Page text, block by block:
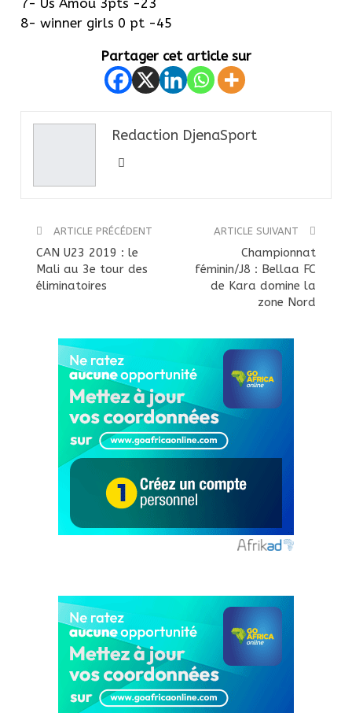
8- winner girls 0 pt -45
Partager cet article sur
Redaction DjenaSport
ARTICLE PRÉCÉDENT
CAN U23 2019 : le
Mali au 3e tour des
éliminatoires
ARTICLE SUIVANT
Championnat
féminin/J8 : Bellaa FC
de Kara domine la
zone Nord